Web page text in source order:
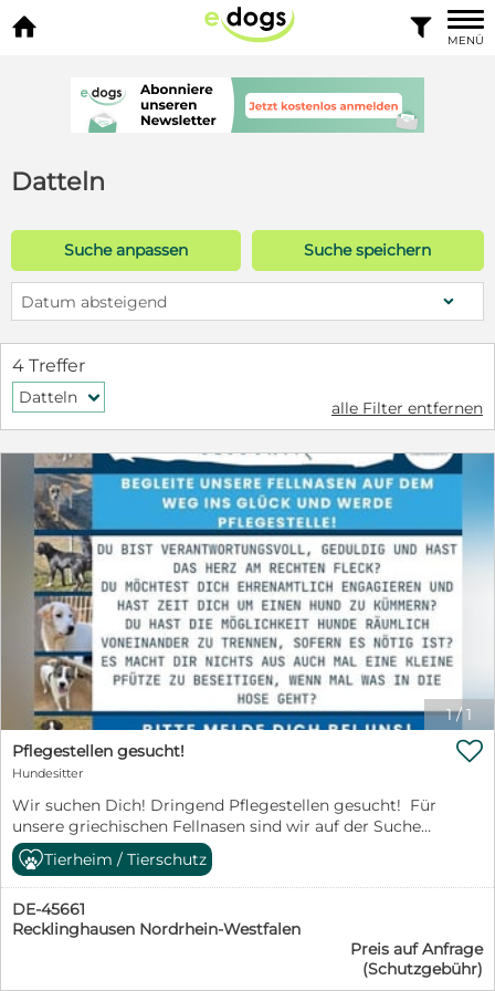
 
MENÜ
Datteln
Suche anpassen Suche speichern
Datum absteigend
4 Treffer
Datteln f
alle Filter entfernen
1/1
Pflegestellen gesucht!
Hundesitter
Wir suchen Dich! Dringend Pflegestellen gesucht! Für
unsere griechischen Fellnasen sind wir auf der Suche
nach verantwortungsvollen, liebevollen und geduldigen
Menschen, die bereit sind sich als Pflegestelle
anzubieten. Pflegestelle sein bedeutet unter anderem,
unsere Schützlinge auf ein Leben in einer Familie
vorzubereiten und ihnen das kleine 1x1 des Hundealltags
beizubringen. Setzt Euch gerne mit uns in Verbindung,
wir beraten Euch ausführlich und finden gemeinsam

Tierheim / Tierschutz
DE-45661
Recklinghausen Nordrhein-Westfalen
Preis auf Anfrage
(Schutzgebühr)